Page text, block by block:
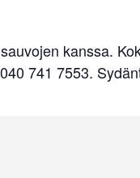
kanssa.
741 7553.